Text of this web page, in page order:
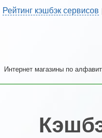
Рейтинг кэшбэк сервисов |
Интернет магазины по